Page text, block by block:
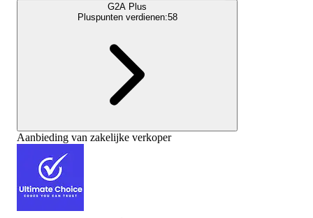
G2A Plus
Pluspunten verdienen:58
Aanbieding van zakelijke verkoper